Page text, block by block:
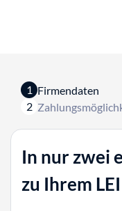
1 Firmendaten
2
In nur zwei
zu Ihrem LEI